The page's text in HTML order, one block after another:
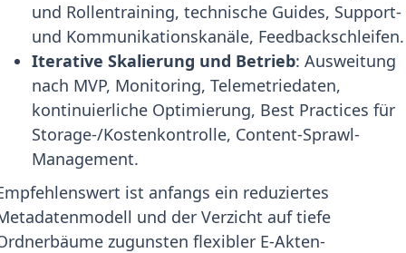
und Rollentraining, technische Guides, Support-
und Kommunikationskanäle, Feedbackschleifen.
Iterative Skalierung und Betrieb: Ausweitung
nach MVP, Monitoring, Telemetriedaten,
kontinuierliche Optimierung, Best Practices für
Storage-/Kostenkontrolle, Content-Sprawl-
Management.
ist anfangs ein reduziertes
und der Verzicht auf tiefe
zugunsten flexibler E-Akten-